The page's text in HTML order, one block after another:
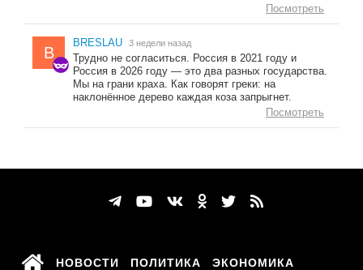
Посмотреть
B
BRESLAU 3 недели назад
Трудно не согласиться. Россия в 2021 году и
Россия в 2026 году — это два разных государства.
Мы на грани краха. Как говорят греки: на
наклонённое дерево каждая коза запрыгнет.
Посмотреть
НОВОСТИ ПОЛИТИКА ЭКОНОМИКА